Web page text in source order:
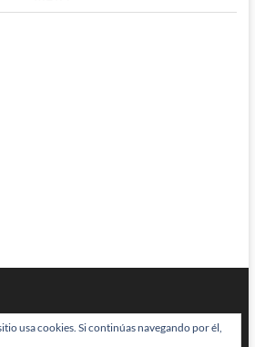
usa cookies. Si continúas navegando por él,